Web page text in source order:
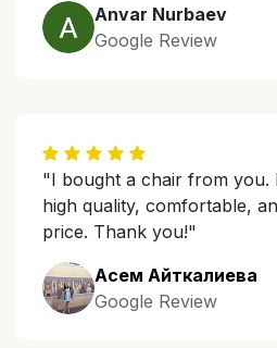
Anvar Nurbaev
Google Review
"I bought a chair from you.
high quality, comfortable,
price. Thank you!"
Асем Айткалиева
Google Review